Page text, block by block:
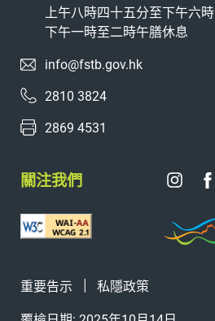
上午八時四十五分至下午六時
下午一時至二時午膳休息
info@fstb.gov.hk
2810 3824
2869 4531
關注我們
重要告示 私隱政策